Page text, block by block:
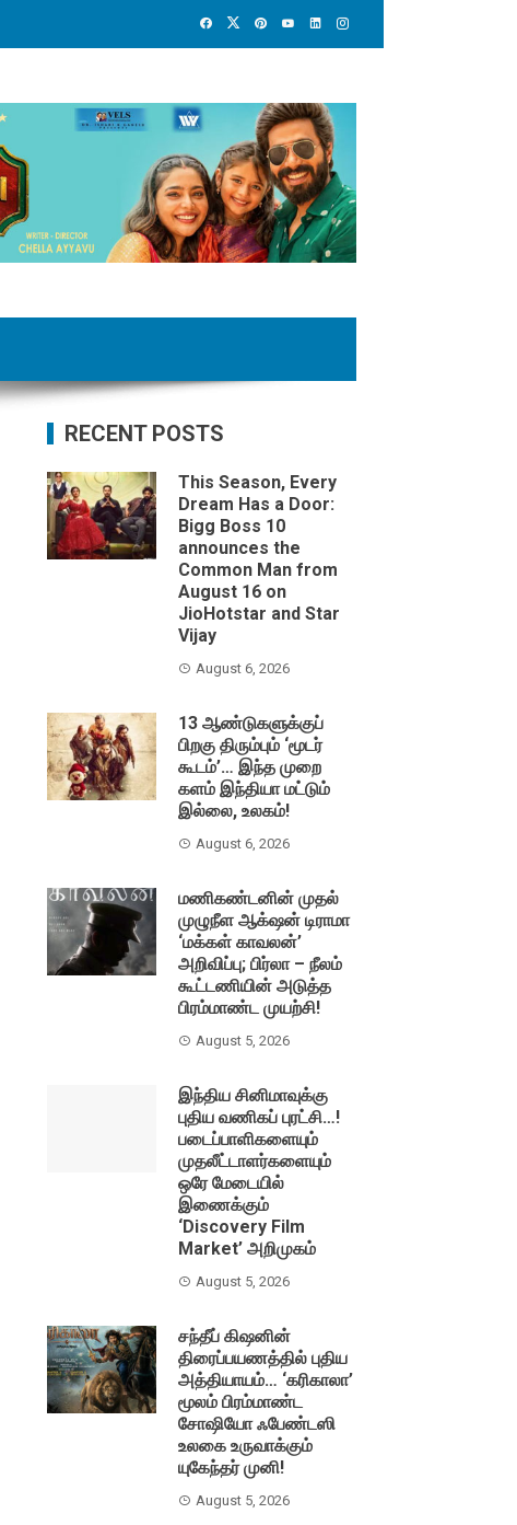
RECENT POSTS
This Season, Every
Dream Has a Door:
Bigg Boss 10
announces the
Common Man from
August 16 on
JioHotstar and Star
Vijay
August 6, 2026
13 ஆண்டுகளுக்குப்
பிறகு திரும்பும் ‘மூடர்
கூடம்’… இந்த முறை
களம் இந்தியா மட்டும்
இல்லை, உலகம்!
August 6, 2026
மணிகண்டனின் முதல்
முழுநீள ஆக்‌ஷன் டிராமா
‘மக்கள் காவலன்’
அறிவிப்பு; பிர்லா – நீலம்
கூட்டணியின் அடுத்த
பிரம்மாண்ட முயற்சி!
August 5, 2026
இந்திய சினிமாவுக்கு
புதிய வணிகப் புரட்சி…!
படைப்பாளிகளையும்
முதலீட்டாளர்களையும்
ஒரே மேடையில்
இணைக்கும்
‘Discovery Film
Market’ அறிமுகம்
August 5, 2026
சந்தீப் கிஷனின்
திரைப்பயணத்தில் புதிய
அத்தியாயம்… ‘கரிகாலா’
மூலம் பிரம்மாண்ட
சோஷியோ ஃபேண்டஸி
உலகை உருவாக்கும்
யுகேந்தர் முனி!
August 5, 2026